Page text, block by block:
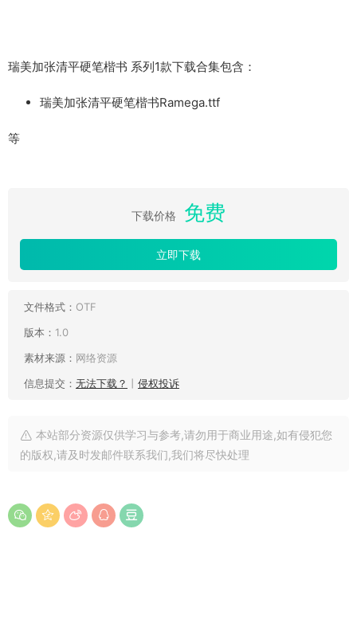
瑞美加张清平硬笔楷书 系列1款下载合集包含：
瑞美加张清平硬笔楷书Ramega.ttf
等
下载价格 免费
立即下载
文件格式： OTF
版本： 1.0
素材来源： 网络资源
信息提交： 无法下载？ 侵权投诉
本站部分资源仅供学习与参考,请勿用于商业用途,如有侵犯您
的版权,请及时发邮件联系我们,我们将尽快处理